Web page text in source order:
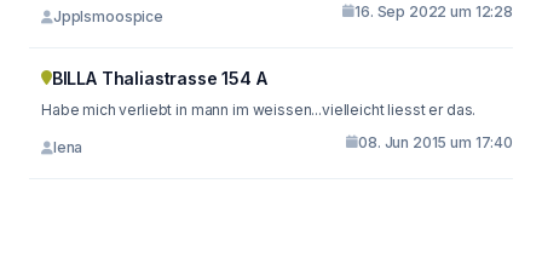
Jpplsmoospice 16. Sep 2022 um 12:28
BILLA Thaliastrasse 154 A
Habe mich verliebt in mann im weissen...vielleicht liesst er das.
lena 08. Jun 2015 um 17:40